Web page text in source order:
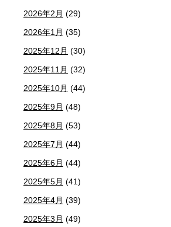
2026年2月 (29)
2026年1月 (35)
2025年12月 (30)
2025年11月 (32)
2025年10月 (44)
2025年9月 (48)
2025年8月 (53)
2025年7月 (44)
2025年6月 (44)
2025年5月 (41)
2025年4月 (39)
2025年3月 (49)